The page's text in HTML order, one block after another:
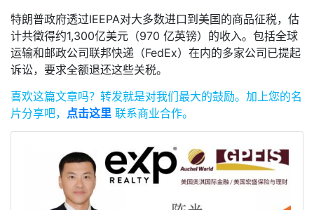
特朗普政府透过IEEPA对大多数进口到美国的商品征税，估
计共徵得约1,300亿美元（970 亿英镑）的收入。包括全球
运输和邮政公司联邦快递（FedEx）在内的多家公司已提起
诉讼，要求全额退还这些关税。
喜欢这篇文章吗？ 转发就是对我们最大的鼓励。 加上您的名
片分享吧， 点击这里 联系商业合作。